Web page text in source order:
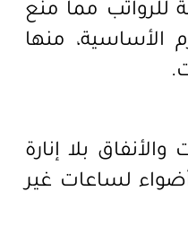
للرواتب مما منع
الأساسية، منها
بلا إنارة
لساعات غير